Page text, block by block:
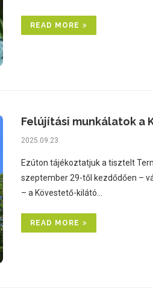
READ MORE
Felújítási munkálatok a
2025.09.23.
Ezúton tájékoztatjuk a tisztelt
szeptember 29-től kezdődően –
– a Kövestető-kilátó…
READ MORE